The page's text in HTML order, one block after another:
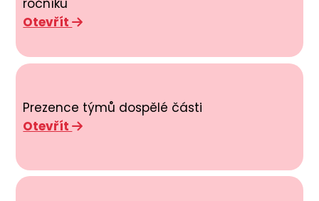
ročníku
Otevřít
Prezence týmů dospělé části
Otevřít